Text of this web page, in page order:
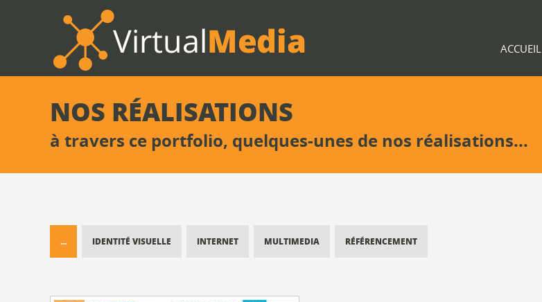
ACCUEIL
NOS RÉALISATIONS
à travers ce portfolio, quelques-unes de nos réalisations...
... IDENTITÉ VISUELLE INTERNET MULTIMEDIA RÉFÉRENCEMENT